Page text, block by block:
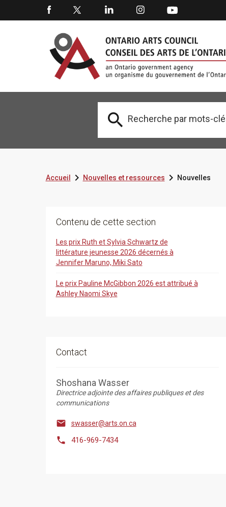

Accueil Nouvelles et ressources Nouvelles
Contenu de cette section
Les prix Ruth et Sylvia Schwartz de
littérature jeunesse 2026 décernés à
Jennifer Maruno, Miki Sato
Le prix Pauline McGibbon 2026 est attribué à
Ashley Naomi Skye
Contact
Shoshana Wasser
Directrice adjointe des affaires publiques et des
communications
 swasser@arts.on.ca
 416-969-7434